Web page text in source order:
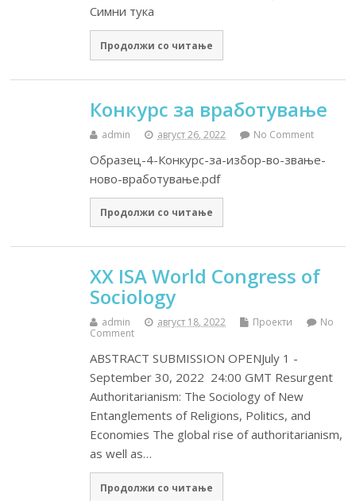
Симни тука
Продолжи со читање
Конкурс за вработување
admin август 26, 2022 No Comment
Образец-4-Конкурс-за-избор-во-звање-
ново-вработување.pdf
Продолжи со читање
XX ISA World Congress of
Sociology
admin август 18, 2022 Проекти
No
Comment
ABSTRACT SUBMISSION OPENJuly 1 -
September 30, 2022 24:00 GMT Resurgent
Authoritarianism: The Sociology of New
Entanglements of Religions, Politics, and
Economies The global rise of authoritarianism,
as well as…
Продолжи со читање